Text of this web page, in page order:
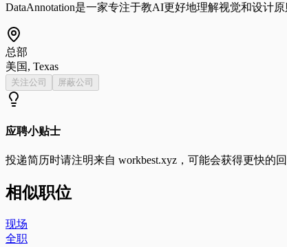
DataAnnotation是一家专注于教AI更好地理解视觉和设计
总部
美国, Texas
关注公司 屏蔽公司
应聘小贴士
投递简历时请注明来自 workbest.xyz ，可能会获得更快的回
相似职位
现场
全职